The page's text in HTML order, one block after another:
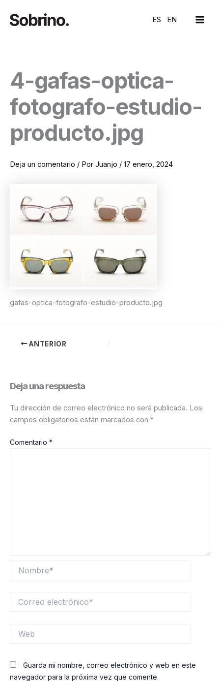
contenido
ES EN
4-gafas-optica-
fotografo-estudio-
producto.jpg
Deja un comentario / Por Juanjo / 17 enero, 2024
gafas-optica-fotografo-estudio-producto.jpg
ANTERIOR
Deja una respuesta
Tu dirección de correo electrónico no será publicada. Los
campos obligatorios están marcados con *
Comentario *
electrónico*
Guarda mi nombre, correo electrónico y web en este
navegador para la próxima vez que comente.